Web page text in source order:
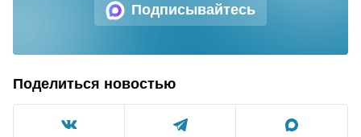
Подписывайтесь
Поделиться новостью